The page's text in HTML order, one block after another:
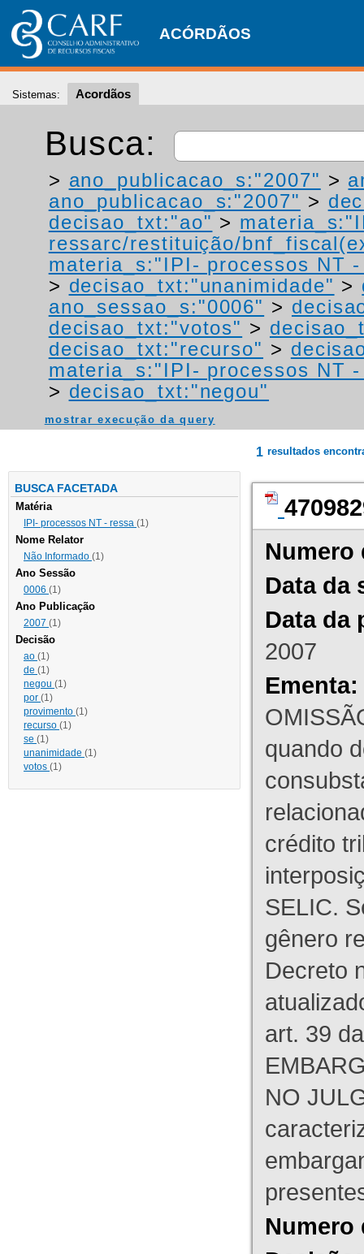
ACÓRDÃOS
Sistemas: Acordãos
Busca:
> ano_publicacao_s:"2007" >
ano_publicacao_s:"2007" >
decisao_txt:"ao" >
ressarc/restituição/
materia_s:"IPI- processos NT
> decisao_txt:"unanimidade" >
ano_sessao_s:"0006" >
decisao_txt:"votos" >
decisao_txt:"recurso" >
materia_s:"IPI- processos NT
> decisao_txt:"negou"
mostrar execução da query
BUSCA FACETADA
Matéria
IPI- processos NT - ressa (1)
Nome Relator
Não Informado (1)
Ano Sessão
0006 (1)
Ano Publicação
2007 (1)
Decisão
ao (1)
de (1)
negou (1)
por (1)
provimento (1)
recurso (1)
se (1)
unanimidade (1)
votos (1)
1 resultados
Numero
Data da
Data da
2007
Ementa:
quando
crédito
SELIC.
gênero
Decreto
art. 39
NO
Numero